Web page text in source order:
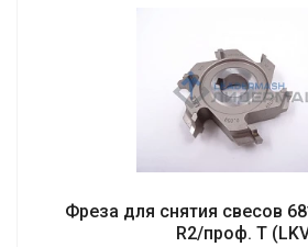
Фреза для снятия свесов
R2/проф. T